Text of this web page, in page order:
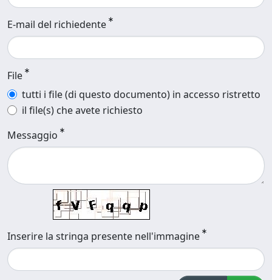
E-mail del richiedente
File
tutti i file (di questo documento) in accesso ristretto
il file(s) che avete richiesto
Messaggio
Inserire la stringa presente nell'immagine